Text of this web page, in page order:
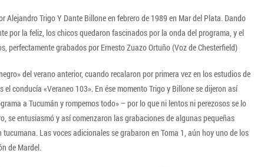
Alejandro Trigo Y Dante Billone en febrero de 1989 en Mar del Plata. Dando
por la feliz, los chicos quedaron fascinados por la onda del programa, y el
perfectamente grabados por Ernesto Zuazo Ortuño (Voz de Chesterfield)
del verano anterior, cuando recalaron por primera vez en los estudios de
el conducía «Veraneo 103». En ése momento Trigo y Billone se dijeron así
a Tucumán y rompemos todo» – por lo que ni lentos ni perezosos se lo
se entusiasmó y así comenzaron las grabaciones de algunas pequeñas
Las voces adicionales se grabaron en Toma 1, aún hoy uno de los
de Mardel.